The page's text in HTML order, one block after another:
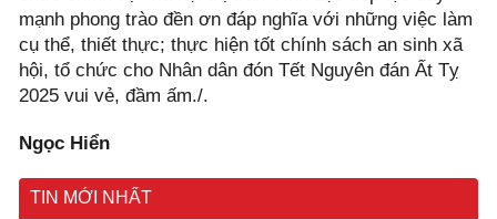
mạnh phong trào đền ơn đáp nghĩa với những việc làm
cụ thể, thiết thực; thực hiện tốt chính sách an sinh xã
hội, tổ chức cho Nhân dân đón Tết Nguyên đán Ất Tỵ
2025 vui vẻ, đầm ấm./.
Ngọc Hiển
TIN MỚI NHẤT